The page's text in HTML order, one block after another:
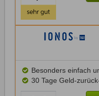
Besonders einfach
30 Tage Geld-